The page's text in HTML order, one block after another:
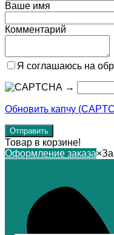
Ваше имя
Комментарий
Я соглашаюсь на
→
Обновить капчу
Товар в корзине!
Оформление заказа×